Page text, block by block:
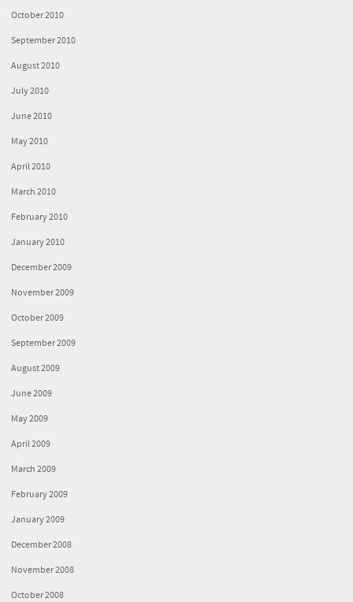
October 2010
September 2010
August 2010
July 2010
June 2010
May 2010
April 2010
March 2010
February 2010
January 2010
December 2009
November 2009
October 2009
September 2009
August 2009
June 2009
May 2009
April 2009
March 2009
February 2009
January 2009
December 2008
November 2008
October 2008